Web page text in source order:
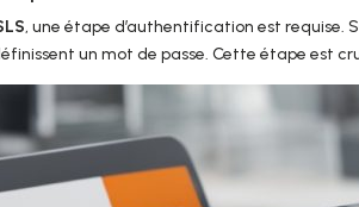
, une étape d’authentification est requise.
un mot de passe. Cette étape est